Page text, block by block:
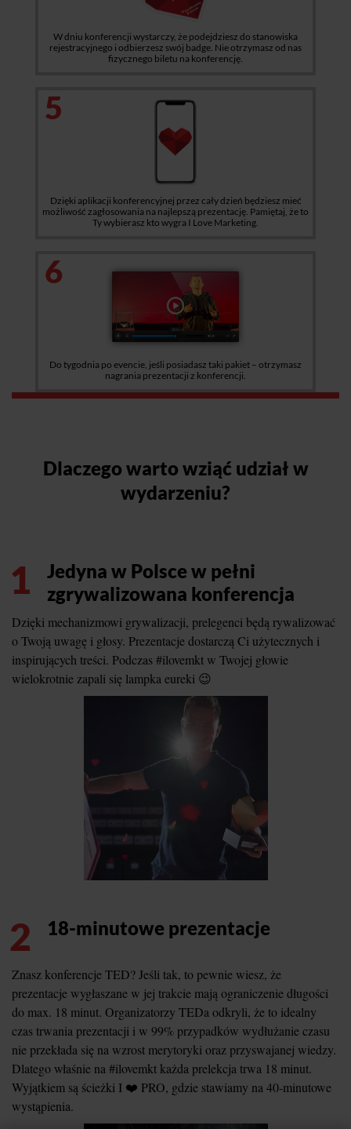
W dniu konferencji wystarczy, że podejdziesz do stanowiska
rejestracyjnego i odbierzesz swój badge. Nie otrzymasz od nas
fizycznego biletu na konferencję.
5
Dzięki aplikacji konferencyjnej przez cały dzień będziesz mieć
możliwość zagłosowania na najlepszą prezentację. Pamiętaj, że to
Ty wybierasz kto wygra I Love Marketing.
6
Do tygodnia po evencie, jeśli posiadasz taki pakiet – otrzymasz
nagrania prezentacji z konferencji.
Dlaczego warto wziąć udział w
wydarzeniu?
1
Jedyna w Polsce w pełni
zgrywalizowana konferencja
Dzięki mechanizmowi grywalizacji, prelegenci będą rywalizować
o Twoją uwagę i głosy. Prezentacje dostarczą Ci użytecznych i
inspirujących treści. Podczas #ilovemkt w Twojej głowie
wielokrotnie zapali się lampka eureki 😉
2 18-minutowe prezentacje
Znasz konferencje TED? Jeśli tak, to pewnie wiesz, że
prezentacje wygłaszane w jej trakcie mają ograniczenie długości
do max. 18 minut. Organizatorzy TEDa odkryli, że to idealny
czas trwania prezentacji i w 99% przypadków wydłużanie czasu
nie przekłada się na wzrost merytoryki oraz przyswajanej wiedzy.
Dlatego właśnie na #ilovemkt każda prelekcja trwa 18 minut.
Wyjątkiem są ścieżki I ❤️ PRO, gdzie stawiamy na 40-minutowe
wystąpienia.